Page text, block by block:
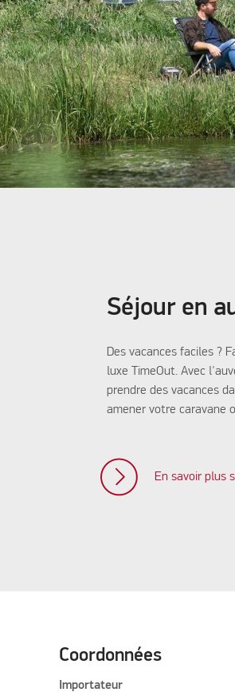
Séjour en
Des vacances faciles ?
luxe TimeOut. Avec
prendre des vacances
amener votre caravane
En savoir plus
Coordonnées
Importateur